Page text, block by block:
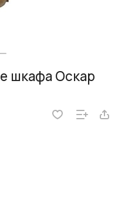
шкафа Оскар